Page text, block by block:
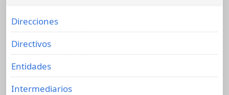
Direcciones
Directivos
Entidades
Intermediarios